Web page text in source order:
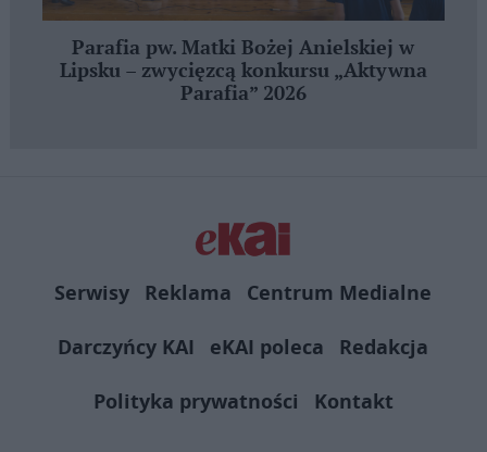
Parafia pw. Matki Bożej Anielskiej w
Lipsku – zwycięzcą konkursu „Aktywna
Parafia” 2026
Serwisy Reklama
Centrum Medialne
Darczyńcy KAI
eKAI poleca
Redakcja
Polityka prywatności
Kontakt